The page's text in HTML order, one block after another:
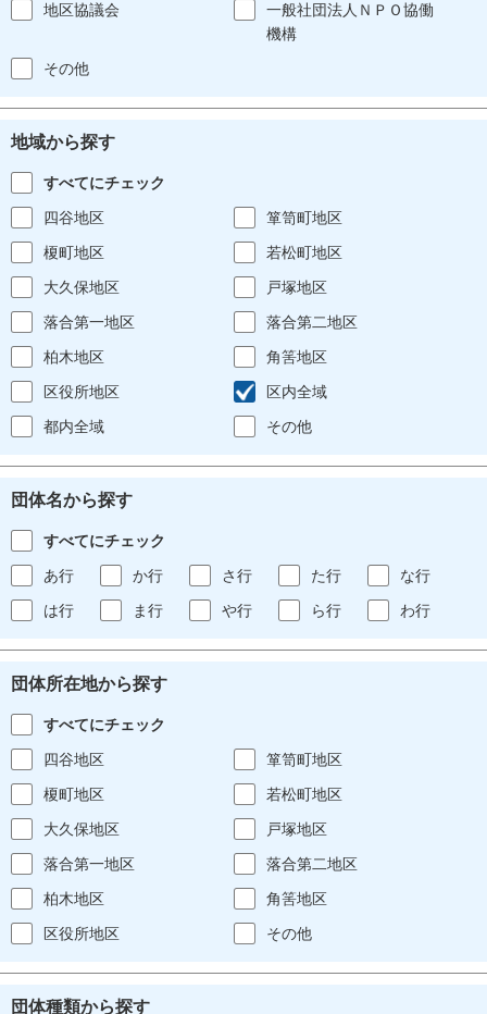
地区協議会
一般社団法人ＮＰＯ協働
機構
その他
地域から探す
すべてにチェック
四谷地区
箪笥町地区
榎町地区
若松町地区
大久保地区
戸塚地区
落合第一地区
落合第二地区
柏木地区
角筈地区
区役所地区
区内全域
都内全域
その他
団体名から探す
すべてにチェック
あ行
か行 さ行 た行
な行
は行
ま行 や行 ら行 わ行
団体所在地から探す
すべてにチェック
四谷地区
箪笥町地区
榎町地区
若松町地区
大久保地区
戸塚地区
落合第一地区
落合第二地区
柏木地区
角筈地区
区役所地区
その他
団体種類から探す